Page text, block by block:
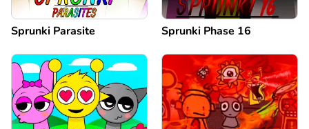
Sprunki Parasite Sprunki Phase 16